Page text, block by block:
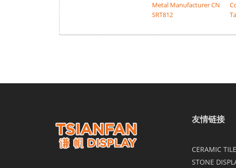
Metal Manufacturer CN
SRT812
友情链接
CERAMIC
STONE